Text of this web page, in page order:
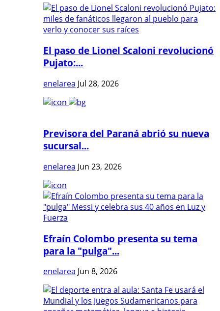
El paso de Lionel Scaloni revolucionó
Pujato:...
enelarea Jul 28, 2026
Previsora del Paraná abrió su nueva
sucursal...
enelarea Jun 23, 2026
Efraín Colombo presenta su tema
para la "pulga"...
enelarea Jun 8, 2026